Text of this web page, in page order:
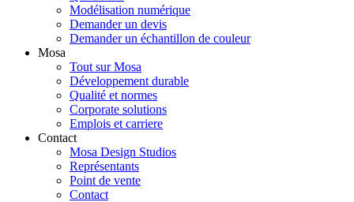
Modélisation numérique
Demander un devis
Demander un échantillon de couleur
Mosa
Tout sur Mosa
Développement durable
Qualité et normes
Corporate solutions
Emplois et carriere
Contact
Mosa Design Studios
Représentants
Point de vente
Contact